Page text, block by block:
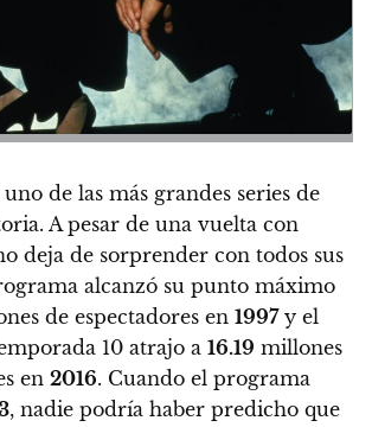
uno de las más grandes series de
A pesar de una vuelta con
deja de sorprender con todos sus
alcanzó su punto máximo
de espectadores en 1997y el
10 atrajo a 16.19 millones
en 2016. Cuando el programa
, nadie podría haber predicho que